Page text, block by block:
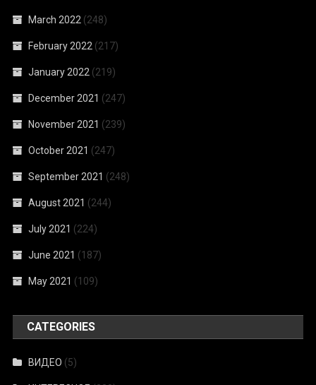
March 2022 (248)
February 2022 (217)
January 2022 (219)
December 2021 (247)
November 2021 (239)
October 2021 (247)
September 2021 (248)
August 2021 (244)
July 2021 (224)
June 2021 (187)
May 2021 (109)
CATEGORIES
ВИДЕО (5)